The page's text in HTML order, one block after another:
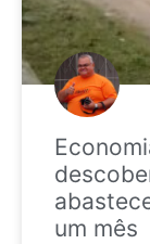
um mês